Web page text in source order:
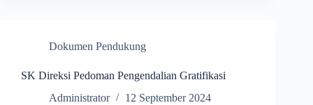
Dokumen Pendukung
SK Direksi Pedoman Pengendalian Gratifikasi
Administrator
12 September 2024